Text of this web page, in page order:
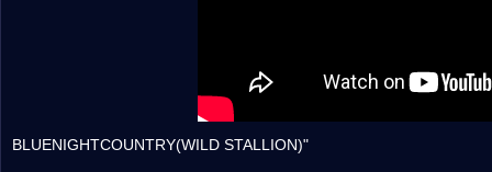
BLUENIGHTCOUNTRY(WILD STALLION)"